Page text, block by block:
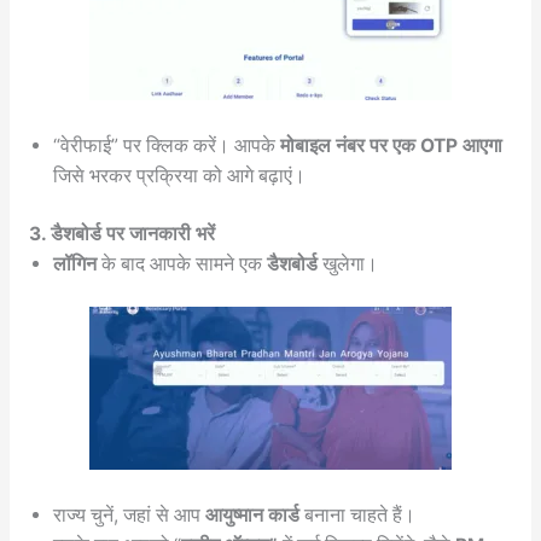
“वेरीफाई” पर क्लिक करें। आपकेमोबाइल नंबर पर एक OTP आएगा
जिसे भरकर प्रक्रिया को आगे बढ़ाएं।
3. डैशबोर्ड पर जानकारी भरें
लॉगिनके बाद आपके सामने एक डैशबोर्डखुलेगा।
राज्य चुनें, जहां से आप आयुष्मान कार्डबनाना चाहते हैं।